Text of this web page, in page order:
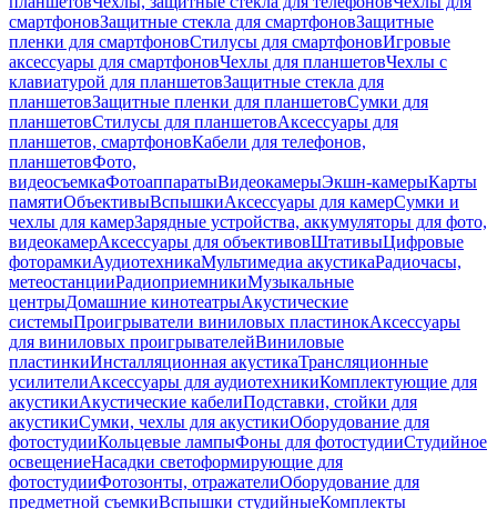
смартфоновЗащитные стекла для смартфоновЗащитные
пленки для смартфоновСтилусы для смартфоновИгровые
аксессуары для смартфоновЧехлы для планшетовЧехлы с
клавиатурой для планшетовЗащитные стекла для
планшетовЗащитные пленки для планшетовСумки для
планшетовСтилусы для планшетовАксессуары для
планшетов, смартфоновКабели для телефонов,
планшетовФото,
видеосъемкаФотоаппаратыВидеокамерыЭкшн-камерыКарты
памятиОбъективыВспышкиАксессуары для камерСумки и
чехлы для камерЗарядные устройства, аккумуляторы для фото,
видеокамерАксессуары для объективовШтативыЦифровые
фоторамкиАудиотехникаМультимедиа акустикаРадиочасы,
метеостанцииРадиоприемникиМузыкальные
центрыДомашние кинотеатрыАкустические
системыПроигрыватели виниловых пластинокАксессуары
для виниловых проигрывателейВиниловые
пластинкиИнсталляционная акустикаТрансляционные
усилителиАксессуары для аудиотехникиКомплектующие для
акустикиАкустические кабелиПодставки, стойки для
акустикиСумки, чехлы для акустикиОборудование для
фотостудииКольцевые лампыФоны для фотостудииСтудийное
освещениеНасадки светоформирующие для
фотостудииФотозонты, отражателиОборудование для
предметной съемкиВспышки студийныеКомплекты